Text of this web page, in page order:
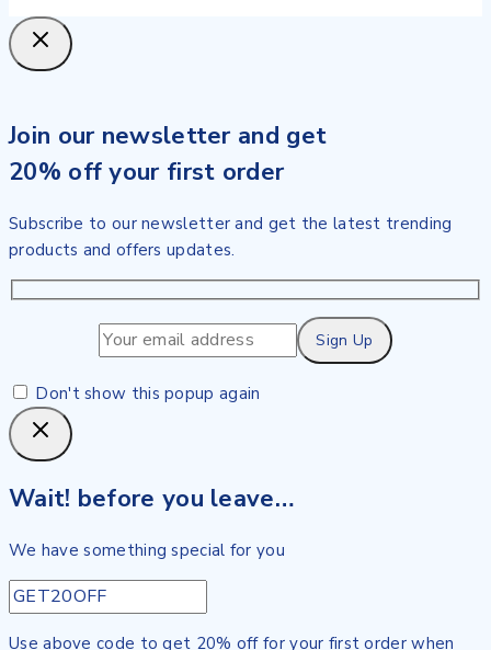
Join our newsletter and get
20% off your first order
Subscribe to our newsletter and get the latest trending
products and offers updates.
Don't show this popup again
Wait! before you leave…
We have something special for you
Use above code to get 20% off for your first order when